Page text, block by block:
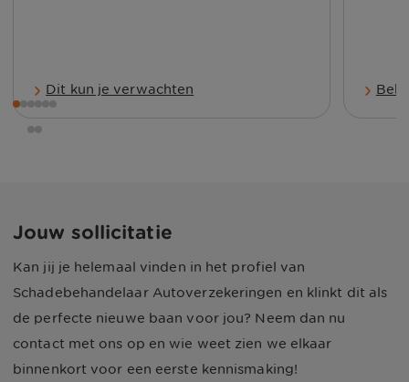
Dit kun je verwachten
Jouw sollicitatie
Kan jij je helemaal vinden in het profiel van
Schadebehandelaar Autoverzekeringen en klinkt dit als
de perfecte nieuwe baan voor jou? Neem dan nu
contact met ons op en wie weet zien we elkaar
binnenkort voor een eerste kennismaking!